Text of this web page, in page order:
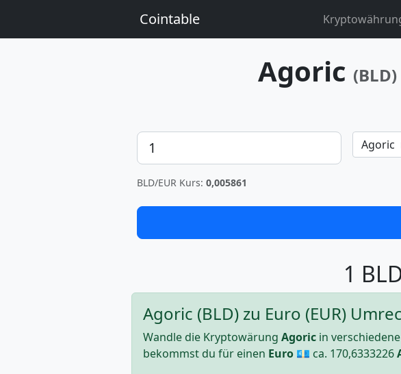
Cointable
Agoric (BLD)
Betrag Agoric
BLD/EUR Kurs: 0,005861
1
Agoric (BLD) zu Euro (EUR)
Wandle die Kryptowärung Agoric in
bekommst du für einen Euro 💶 ca. 170,6333226